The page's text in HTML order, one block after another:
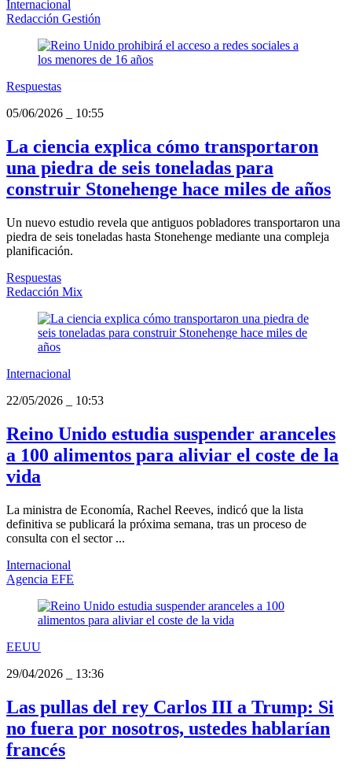
Internacional
Redacción Gestión
Respuestas
05/06/2026
10:55
La ciencia explica cómo transportaron
una piedra de seis toneladas para
construir Stonehenge hace miles de años
Un nuevo estudio revela que antiguos pobladores transportaron una
piedra de seis toneladas hasta Stonehenge mediante una compleja
planificación.
Respuestas
Redacción Mix
Internacional
22/05/2026
10:53
Reino Unido estudia suspender aranceles
a 100 alimentos para aliviar el coste de la
vida
La ministra de Economía, Rachel Reeves, indicó que la lista
definitiva se publicará la próxima semana, tras un proceso de
consulta con el sector ...
Internacional
Agencia EFE
EEUU
29/04/2026
13:36
Las pullas del rey Carlos III a Trump: Si
no fuera por nosotros, ustedes hablarían
francés